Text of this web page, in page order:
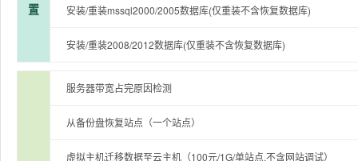
置 安装/重装mssql2000/2005数据库(仅重装不含恢复数据库)
安装/重装2008/2012数据库(仅重装不含恢复数据库)
服务器带宽占完原因检测
从备份盘恢复站点（一个站点）
虚拟主机迁移数据至云主机（100元/1G/单站点,不含网站调试）